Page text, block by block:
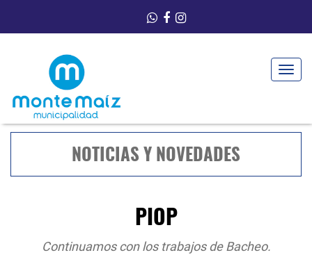
Toggle
NOTICIAS Y NOVEDADES
PIOP
Continuamos con los trabajos de Bacheo.